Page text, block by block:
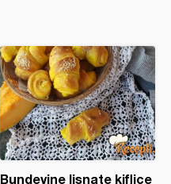
Bundevine lisnate kiflice